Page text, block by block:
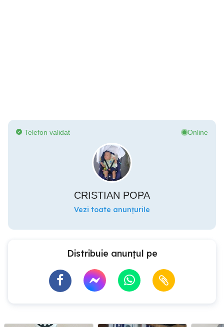
Telefon validat Online
CRISTIAN POPA
Vezi toate anunțurile
Distribuie anunțul pe